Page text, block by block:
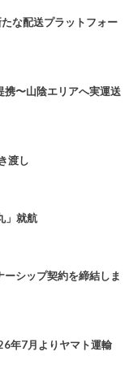
な配送プラットフォー
〜山陰エリアへ実運送
渡し
」就航
シップ契約を締結しま
年7月よりヤマト運輸